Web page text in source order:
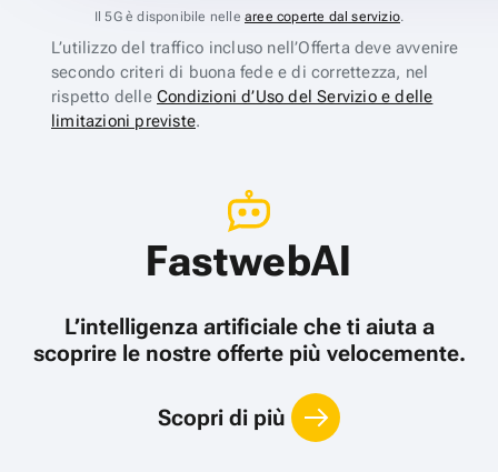
Il 5G è disponibile nelle aree coperte dal servizio.
L’utilizzo del traffico incluso nell’Offerta deve avvenire
secondo criteri di buona fede e di correttezza, nel
rispetto delle Condizioni d’Uso del Servizio e delle
limitazioni previste.
FastwebAI
L’intelligenza artificiale che ti aiuta a
scoprire le nostre offerte più velocemente.
Scopri di più